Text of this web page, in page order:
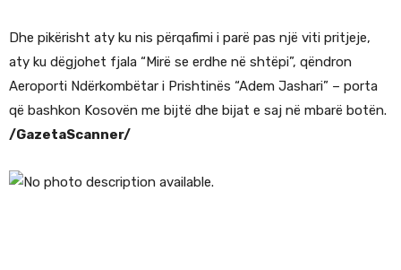
Dhe pikërisht aty ku nis përqafimi i parë pas një viti pritjeje,
aty ku dëgjohet fjala “Mirë se erdhe në shtëpi”, qëndron
Aeroporti Ndërkombëtar i Prishtinës “Adem Jashari” – porta
që bashkon Kosovën me bijtë dhe bijat e saj në mbarë botën.
/GazetaScanner/